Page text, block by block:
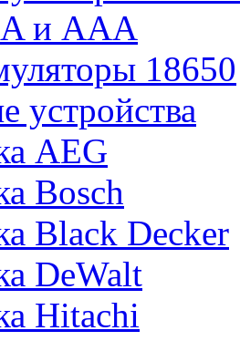
и AAA
18650
устройства
AEG
Bosch
Black Decker
DeWalt
Hitachi